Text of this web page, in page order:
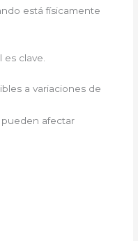
está físicamente
clave.
a variaciones de
pueden afectar